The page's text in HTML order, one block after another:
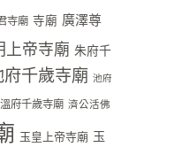
寺廟 寺廟 廣澤尊
上帝寺廟 朱府千
府千歲寺廟 池府
溫府千歲寺廟 濟公活佛
玉皇上帝寺廟 玉